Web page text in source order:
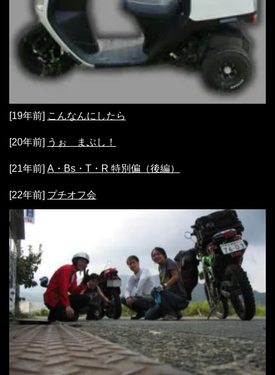
[19年前] こんなんにしたら
[20年前] うぉ まぶし！
[21年前] A・Bs・T・R 特別偏（後編）
[22年前] プチオフ会